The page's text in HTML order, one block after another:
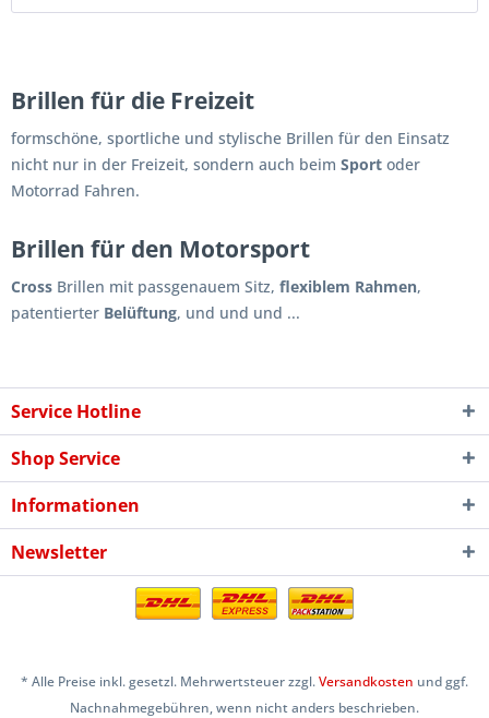
Brillen für die Freizeit
formschöne, sportliche und stylische Brillen für den Einsatz
nicht nur in der Freizeit, sondern auch beim Sport oder
Motorrad Fahren.
Brillen für den Motorsport
Cross Brillen mit passgenauem Sitz, flexiblem Rahmen,
patentierter Belüftung, und und und ...
Service Hotline
Shop Service
Informationen
Newsletter
* Alle Preise inkl. gesetzl. Mehrwertsteuer zzgl.Versandkosten und ggf.
Nachnahmegebühren, wenn nicht anders beschrieben.